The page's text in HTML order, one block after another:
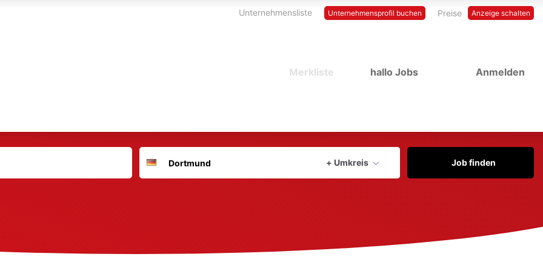
Anzeige schalten
Unternehmensliste Unternehmensprofil buchen Preise
Anmelden
Merkliste hallo Jobs
Deutschland
+ Umkreis
Aktuellen Ort verwenden
Job finden